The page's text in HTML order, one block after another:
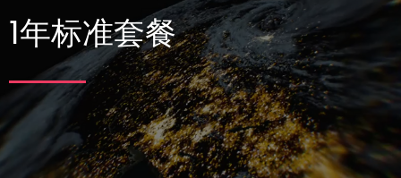
1年标准套餐